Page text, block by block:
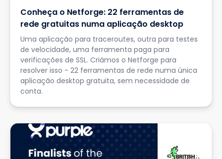
Conheça o Netforge: 22 ferramentas de
rede gratuitas numa aplicação desktop
Uma aplicação para traceroutes, outra para testes
de velocidade, uma ferramenta paga para
verificações de SSL. Criámos o Netforge para
resolver isso - 22 ferramentas de rede numa única
aplicação desktop gratuita, sem necessidade de
conta.